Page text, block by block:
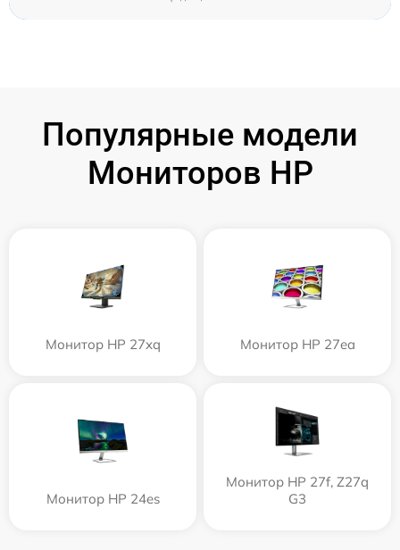
Популярные модели
Мониторов HP
Монитор HP 27xq Монитор HP 27ea
Монитор HP 24es
Монитор HP 27f, Z27q
G3